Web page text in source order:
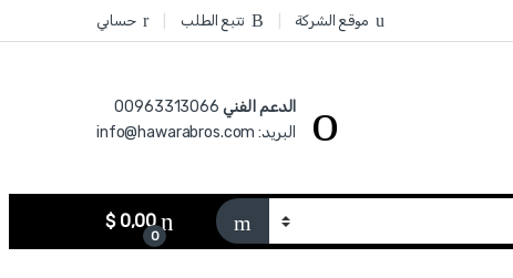
موقع الشركة تتبع الطلب حسابي
الدعم الفني 00963313066‏
البريد: info@hawarabros.com
0
$0,00